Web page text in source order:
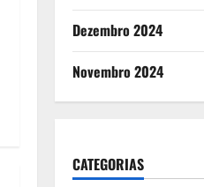
Dezembro 2024
Novembro 2024
CATEGORIAS